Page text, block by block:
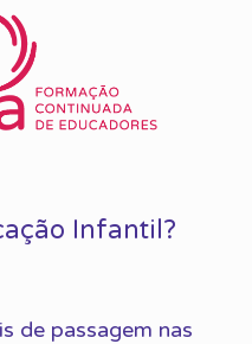
Infantil?
de passagem nas